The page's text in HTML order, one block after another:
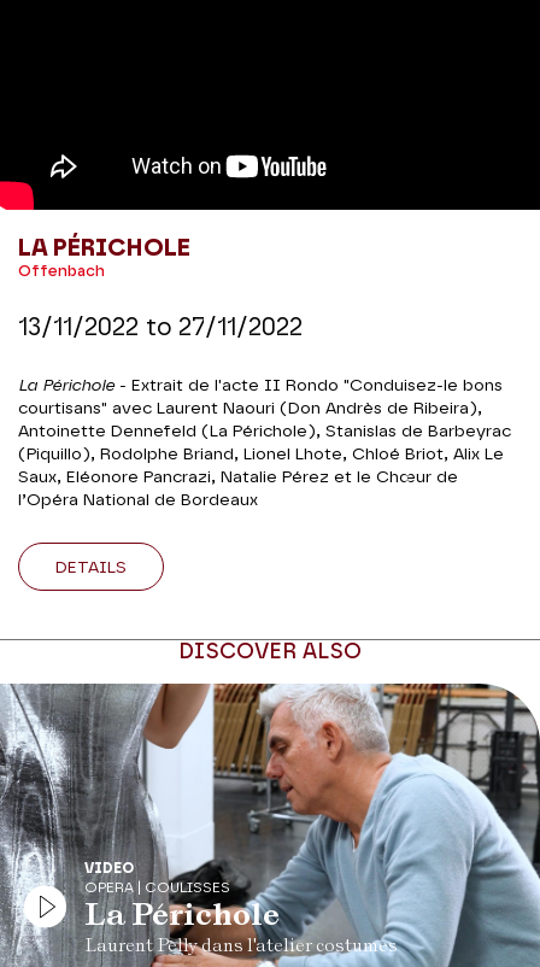
LA PÉRICHOLE
Offenbach
13/11/2022 to 27/11/2022
La Périchole- Extrait de l'acte II Rondo "Conduisez-le bons
courtisans" avec Laurent Naouri (Don Andrès de Ribeira),
Antoinette Dennefeld (La Périchole), Stanislas de Barbeyrac
(Piquillo), Rodolphe Briand, Lionel Lhote, Chloé Briot, Alix Le
Saux, Eléonore Pancrazi, Natalie Pérez et le Chœur de
l’Opéra National de Bordeaux
DETAILS
DISCOVER ALSO
VIDEO
OPERA | COULISSES
La Périchole
Laurent Pelly dans l'atelier costumes